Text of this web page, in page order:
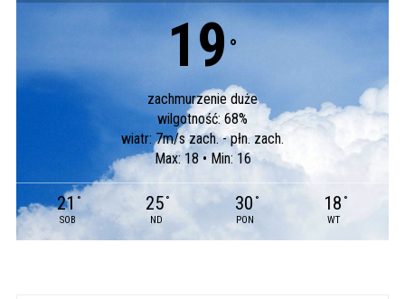
19 °
zachmurzenie duże
wilgotność: 68%
wiatr: 7m/s zach. - płn. zach.
Max: 18 • Min: 16
21 °
SOB
25 °
ND
30 °
PON
18 °
WT